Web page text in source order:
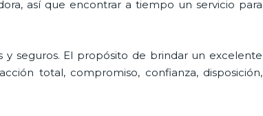
así que encontrar a tiempo un servicio para
seguros. El propósito de brindar un excelente
total, compromiso, confianza, disposición,